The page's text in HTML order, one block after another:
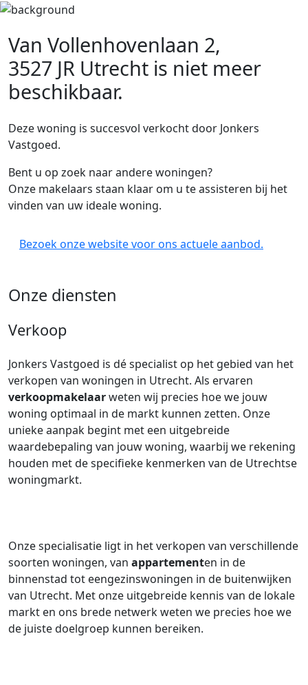
Van Vollenhovenlaan 2,
3527 JR Utrecht is niet meer
beschikbaar.
Deze woning is succesvol verkocht door Jonkers
Vastgoed.
Bent u op zoek naar andere woningen?
Onze makelaars staan klaar om u te assisteren bij het
vinden van uw ideale woning.
Bezoek onze website voor ons actuele aanbod.
Onze diensten
Verkoop
Jonkers Vastgoed is dé specialist op het gebied van het
verkopen van woningen in Utrecht. Als ervaren
verkoopmakelaarweten wij precies hoe we jouw
woning optimaal in de markt kunnen zetten. Onze
unieke aanpak begint met een uitgebreide
waardebepaling van jouw woning, waarbij we rekening
houden met de specifieke kenmerken van de Utrechtse
woningmarkt.
Onze specialisatie ligt in het verkopen van verschillende
soorten woningen, van appartementen in de
binnenstad tot eengezinswoningen in de buitenwijken
van Utrecht. Met onze uitgebreide kennis van de lokale
markt en ons brede netwerk weten we precies hoe we
de juiste doelgroep kunnen bereiken.